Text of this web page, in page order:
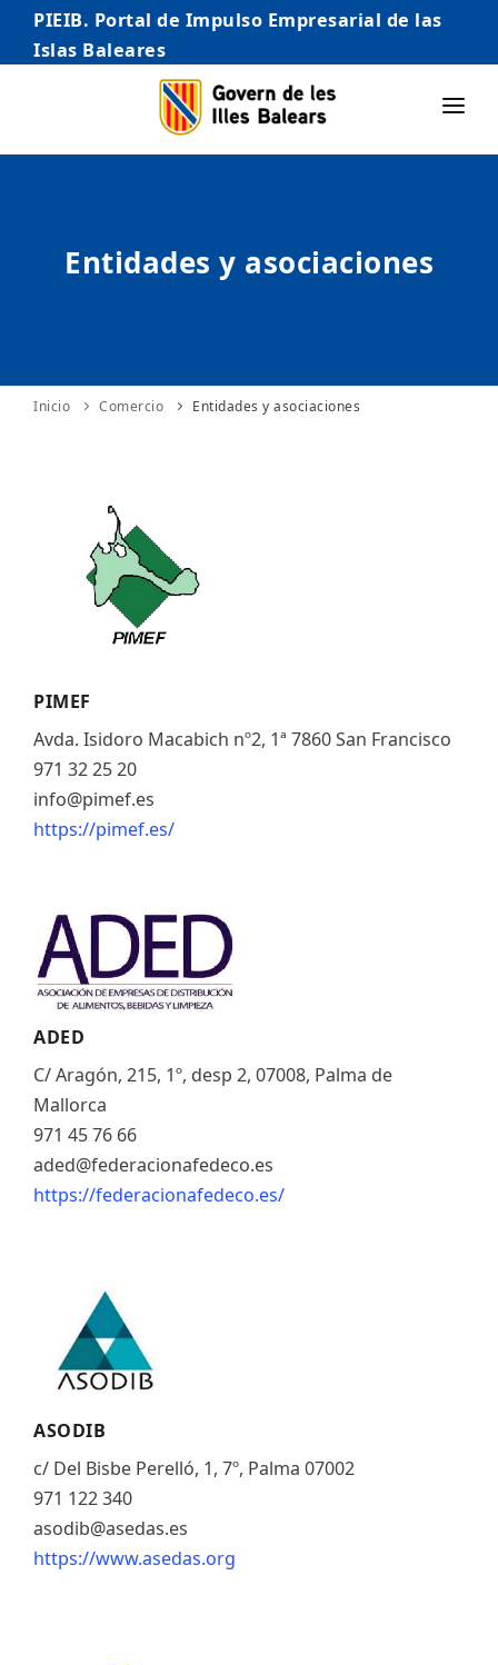
PIEIB. Portal de Impulso Empresarial de las
Islas Baleares
INICIO
AUTÓNOMO/AUTÓNOMA
INTERNACIONALIZACIÓN
Entidades y asociaciones
Inicio Comercio Entidades y asociaciones
PIMEF
Avda. Isidoro Macabich nº2, 1ª 7860 San Francisco
971 32 25 20
info@pimef.es
https://pimef.es/
ADED
C/ Aragón, 215, 1º, desp 2, 07008, Palma de
Mallorca
971 45 76 66
aded@federacionafedeco.es
https://federacionafedeco.es/
ASODIB
c/ Del Bisbe Perelló, 1, 7º, Palma 07002
971 122 340
asodib@asedas.es
https://www.asedas.org